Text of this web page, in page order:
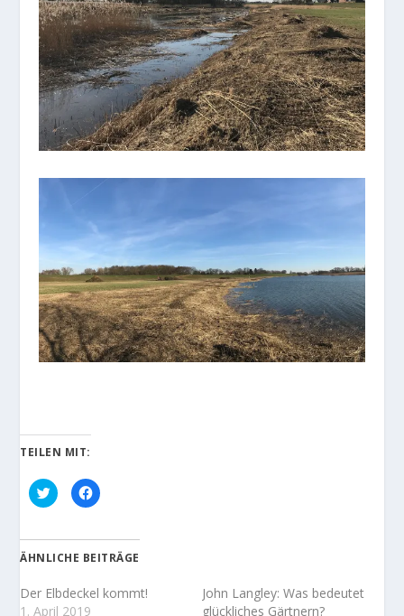
TEILEN MIT:
K
l
,
u
m
b
e
r
K
l
,
u
m
u
f
ÄHNLICHE BEITRÄGE
Der Elbdeckel kommt!
1. April 2019
John Langley: Was bedeutet
glückliches Gärtnern?